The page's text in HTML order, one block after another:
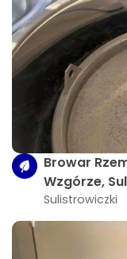
Browar
Wzgórze,
Sulistrowiczki